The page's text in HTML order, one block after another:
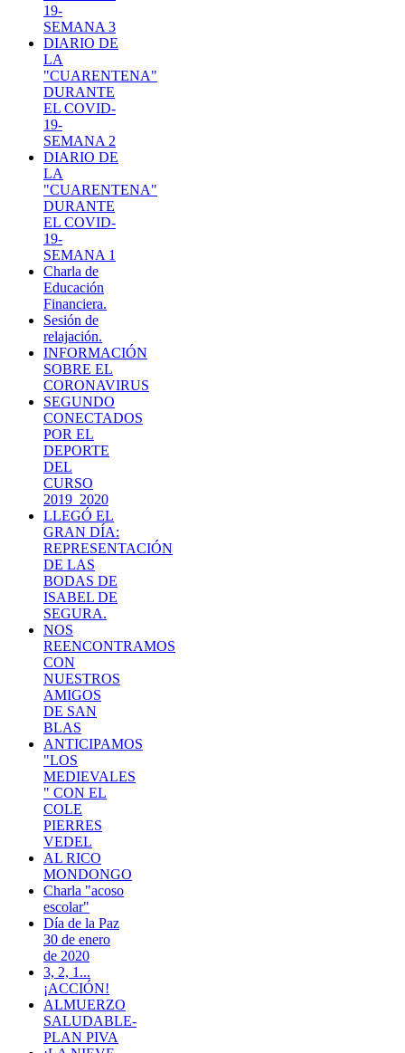
19-
SEMANA 3
DIARIO DE
LA
"CUARENTENA"
DURANTE
EL COVID-
19-
SEMANA 2
DIARIO DE
LA
"CUARENTENA"
DURANTE
EL COVID-
19-
SEMANA 1
Charla de
Educación
Financiera.
Sesión de
relajación.
INFORMACIÓN
SOBRE EL
CORONAVIRUS
SEGUNDO
CONECTADOS
POR EL
DEPORTE
DEL
CURSO
2019_2020
LLEGÓ EL
GRAN DÍA:
REPRESENTACIÓN
DE LAS
BODAS DE
ISABEL DE
SEGURA.
NOS
REENCONTRAMOS
CON
NUESTROS
AMIGOS
DE SAN
BLAS
ANTICIPAMOS
"LOS
MEDIEVALES
" CON EL
COLE
PIERRES
VEDEL
AL RICO
MONDONGO
Charla "acoso
escolar"
Día de la Paz
30 de enero
de 2020
3, 2, 1...
¡ACCIÓN!
ALMUERZO
SALUDABLE-
PLAN PIVA